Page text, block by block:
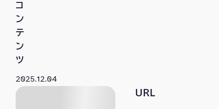
コ
ン
テ
ン
ツ
2025.12.04
URL